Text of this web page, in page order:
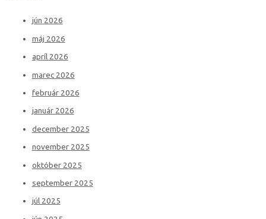
jún 2026
máj 2026
apríl 2026
marec 2026
február 2026
január 2026
december 2025
november 2025
október 2025
september 2025
júl 2025